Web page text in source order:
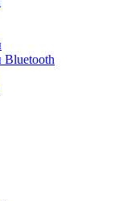
Bluetooth